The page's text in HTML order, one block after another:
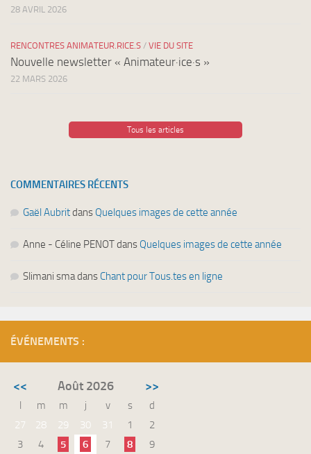
28 AVRIL 2026
RENCONTRES ANIMATEUR.RICE.S / VIE DU SITE
Nouvelle newsletter « Animateur·ice·s »
22 MARS 2026
Tous les articles
COMMENTAIRES RÉCENTS
Gaël Aubritdans Quelques images de cette année
Anne - Céline PENOTdans Quelques images de cette année
Slimani smadans Chant pour Tous.tes en ligne
ÉVÉNEMENTS :
<< Août 2026 >>
l m m j v s
d
27
28 29 30 31 1
2
3
4 5 6 7 8
9